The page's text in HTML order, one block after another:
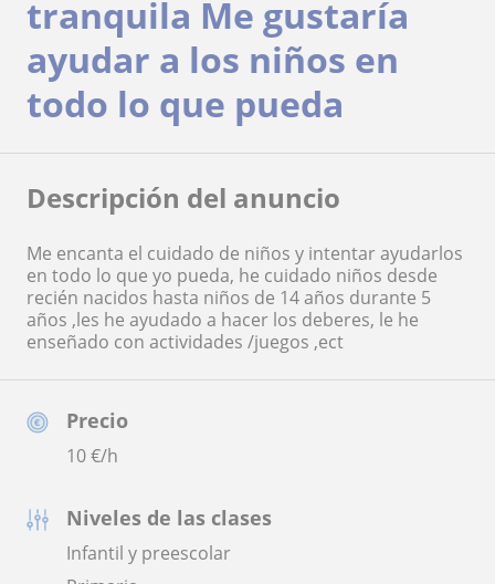
Precio
10€/h
Niveles de las clases
Infantil y preescolar
tranquila Me gustaría
ayudar a los niños en
todo lo que pueda
Descripción del anuncio
Me encanta el cuidado de niños y intentar ayudarlos
en todo lo que yo pueda, he cuidado niños desde
recién nacidos hasta niños de 14 años durante 5
años ,les he ayudado a hacer los deberes, le he
enseñado con actividades /juegos ,ect